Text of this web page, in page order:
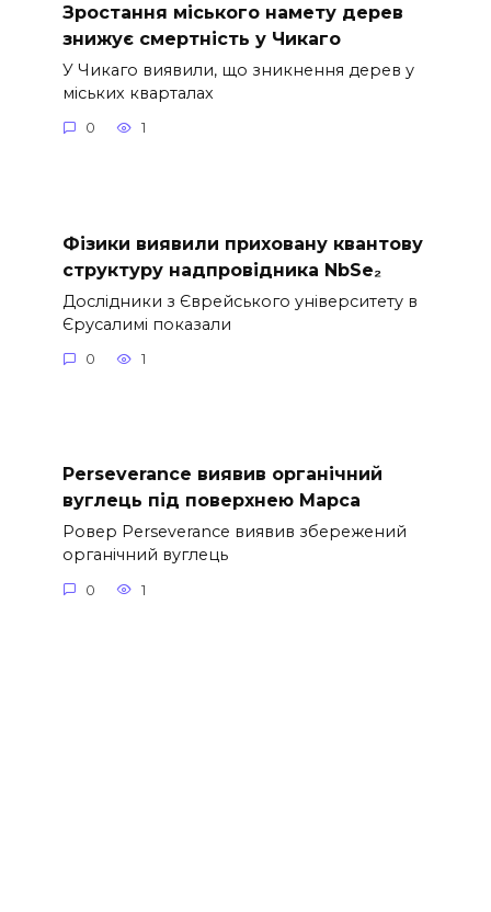
Зростання міського намету дерев
знижує смертність у Чикаго
У Чикаго виявили, що зникнення дерев у
міських кварталах
0 1
Фізики виявили приховану квантову
структуру надпровідника NbSe₂
Дослідники з Єврейського університету в
Єрусалимі показали
0 1
Perseverance виявив органічний
вуглець під поверхнею Марса
Ровер Perseverance виявив збережений
органічний вуглець
0 1